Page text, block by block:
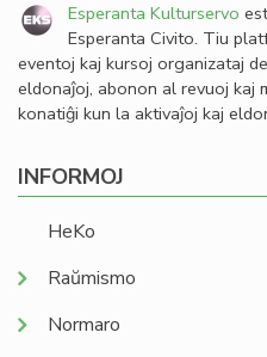
Esperanta Kulturservo
Esperanta Civito. Tiu
eventoj kaj kursoj organizataj
eldonaĵoj, abonon al revuoj kaj
konatiĝi kun la aktivaĵoj kaj
INFORMOJ
HeKo
Raŭmismo
Normaro